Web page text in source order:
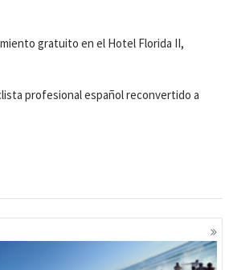
gratuito en el Hotel Florida II,
profesional español reconvertido a